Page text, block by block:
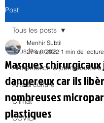
Post
Tous les posts
Alimentation & permaculture
Arts & culture
Climat
COVID
Tous les posts
Masques
dangereux car ils
nombreuses
plastiques
Menhir Subtil
27 avr. 2022 1 min de lecture